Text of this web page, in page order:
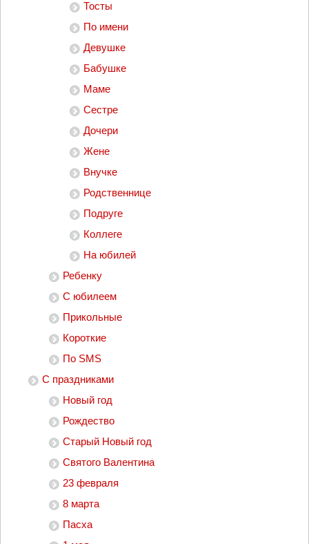
Тосты
По имени
Девушке
Бабушке
Маме
Сестре
Дочери
Жене
Внучке
Родственнице
Подруге
Коллеге
На юбилей
Ребенку
С юбилеем
Прикольные
Короткие
По SMS
С праздниками
Новый год
Рождество
Старый Новый год
Святого Валентина
23 февраля
8 марта
Пасха